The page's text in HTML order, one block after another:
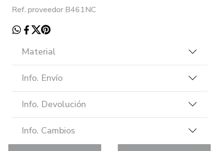
Ref. proveedor B461NC
Material
Info. Envío
Info. Devolución
Info. Cambios